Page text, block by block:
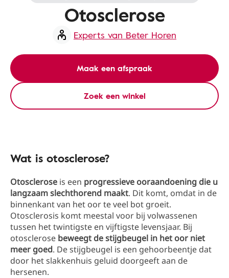
Otosclerose
Experts van Beter Horen
Maak een afspraak
Zoek een winkel
Wat is otosclerose?
Otosclerose is een progressieve ooraandoening die u
langzaam slechthorend maakt. Dit komt, omdat in de
binnenkant van het oor te veel bot groeit.
Otosclerosis komt meestal voor bij volwassenen
tussen het twintigste en vijftigste levensjaar. Bij
otosclerose beweegt de stijgbeugel in het oor niet
meer goed. De stijgbeugel is een gehoorbeentje dat
door het slakkenhuis geluid doorgeeft aan de
hersenen.